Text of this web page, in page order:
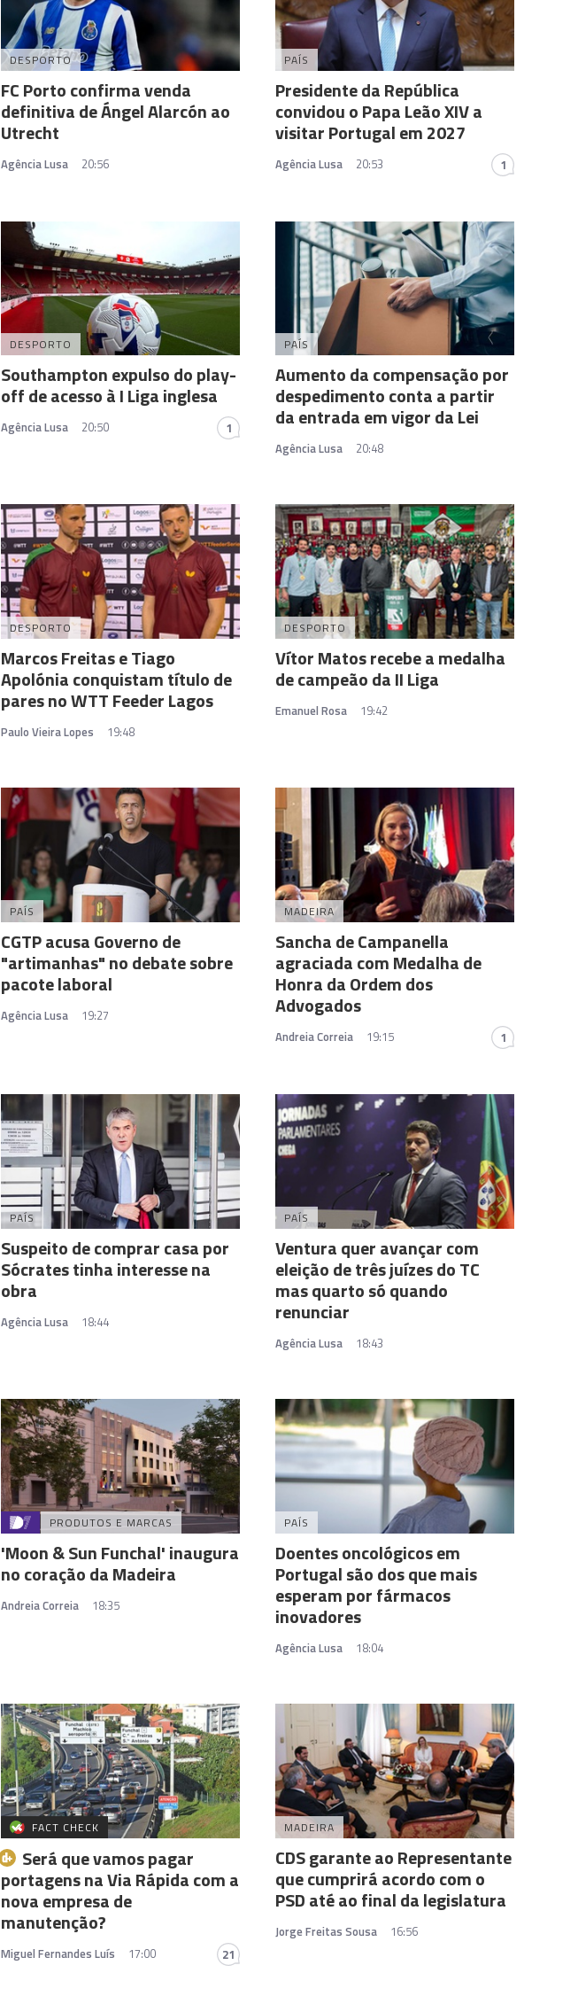
DESPORTO
FC Porto confirma venda
definitiva de Ángel Alarcón ao
Utrecht
Agência Lusa 20:56
PAÍS
Presidente da República
convidou o Papa Leão XIV a
visitar Portugal em 2027
Agência Lusa 20:53 1
DESPORTO
Southampton expulso do play-
off de acesso à I Liga inglesa
Agência Lusa 20:50 1
PAÍS
Aumento da compensação por
despedimento conta a partir
da entrada em vigor da Lei
Agência Lusa 20:48
DESPORTO
Marcos Freitas e Tiago
Apolónia conquistam título de
pares no WTT Feeder Lagos
Paulo Vieira Lopes 19:48
DESPORTO
Vítor Matos recebe a medalha
de campeão da II Liga
Emanuel Rosa 19:42
PAÍS
CGTP acusa Governo de
"artimanhas" no debate sobre
pacote laboral
Agência Lusa 19:27
MADEIRA
Sancha de Campanella
agraciada com Medalha de
Honra da Ordem dos
Advogados
Andreia Correia 19:15 1
PAÍS
Suspeito de comprar casa por
Sócrates tinha interesse na
obra
Agência Lusa 18:44
PAÍS
Ventura quer avançar com
eleição de três juízes do TC
mas quarto só quando
renunciar
Agência Lusa 18:43
PRODUTOS E MARCAS
'Moon & Sun Funchal' inaugura
no coração da Madeira
Andreia Correia 18:35
PAÍS
Doentes oncológicos em
Portugal são dos que mais
esperam por fármacos
inovadores
Agência Lusa 18:04
FACT CHECK
Será que vamos pagar
portagens na Via Rápida com a
nova empresa de
manutenção?
Miguel Fernandes Luís 17:00 21
MADEIRA
CDS garante ao Representante
que cumprirá acordo com o
PSD até ao final da legislatura
Jorge Freitas Sousa 16:56